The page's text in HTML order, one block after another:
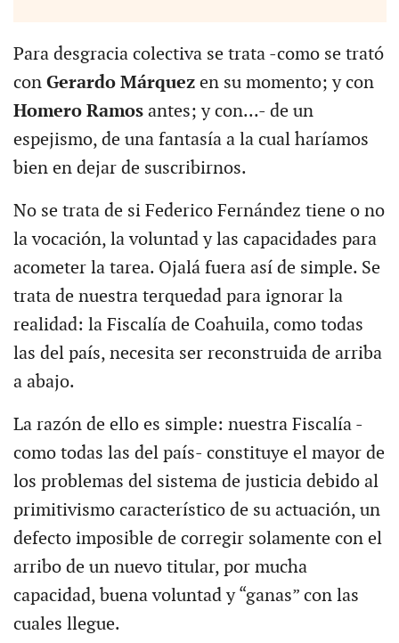
Para desgracia colectiva se trata -como se trató
con Gerardo Márquezen su momento; y con
Homero Ramosantes; y con...- de un
espejismo, de una fantasía a la cual haríamos
bien en dejar de suscribirnos.
No se trata de si Federico Fernández tiene o no
la vocación, la voluntad y las capacidades para
acometer la tarea. Ojalá fuera así de simple. Se
trata de nuestra terquedad para ignorar la
realidad: la Fiscalía de Coahuila, como todas
las del país, necesita ser reconstruida de arriba
a abajo.
La razón de ello es simple: nuestra Fiscalía -
como todas las del país- constituye el mayor de
los problemas del sistema de justicia debido al
primitivismo característico de su actuación, un
defecto imposible de corregir solamente con el
arribo de un nuevo titular, por mucha
capacidad, buena voluntad y “ganas” con las
cuales llegue.